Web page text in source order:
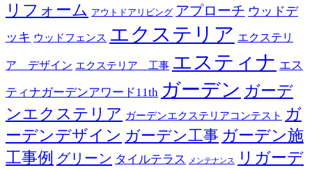
リフォーム アウトドアリビング アプローチ ウッドデ
ッキ ウッドフェンス エクステリア エクステリ
ア デザイン エクステリア 工事 エスティナ エス
ティナガーデンアワード11th ガーデン ガーデ
ンエクステリア ガーデンエクステリアコンテスト ガ
ーデンデザイン ガーデン工事 ガーデン施
工事例 グリーン タイルテラス メンテナンス
リガーデ